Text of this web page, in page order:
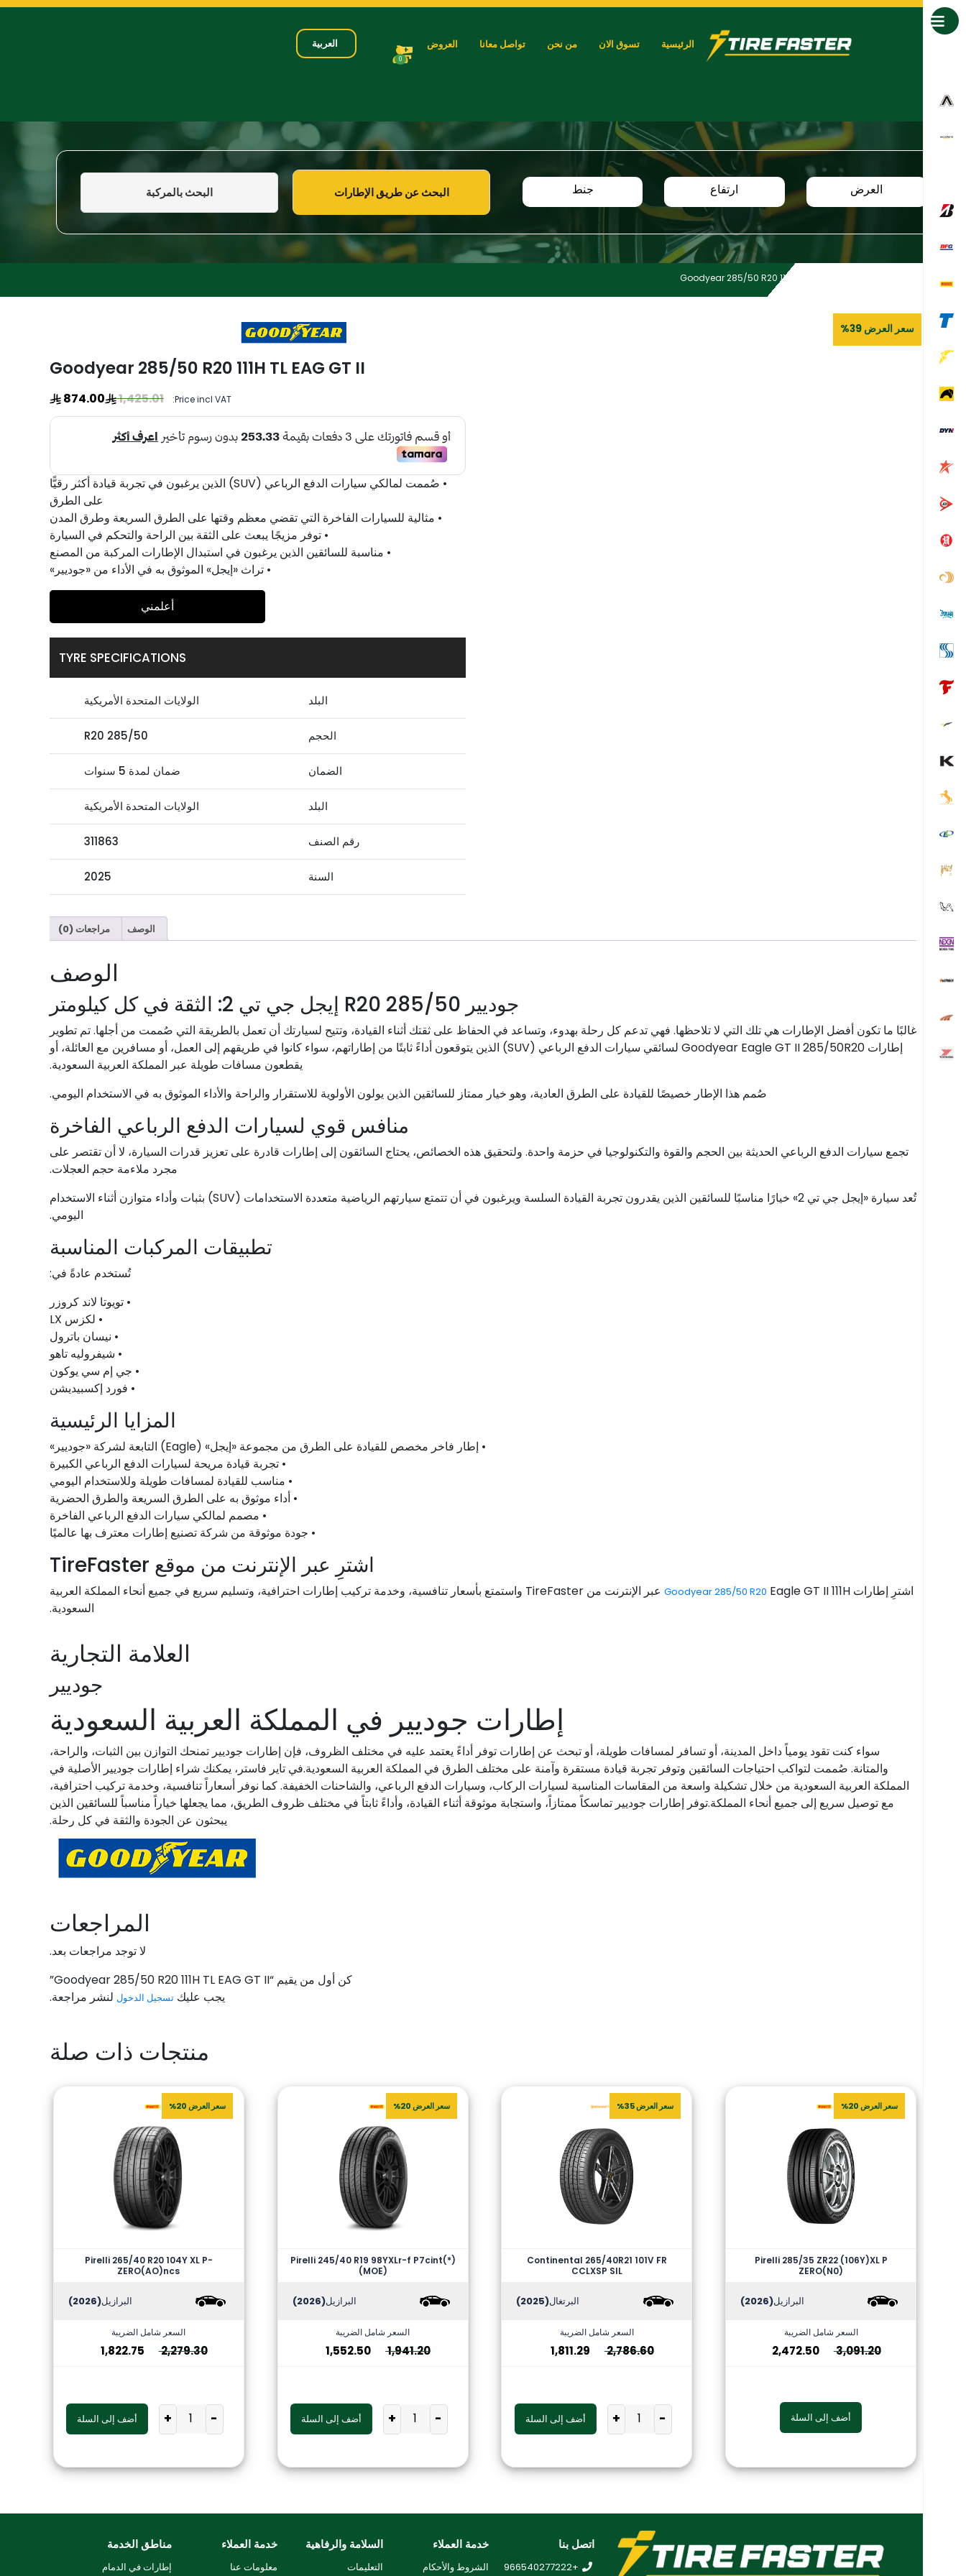
الرئيسية تسوق الان من نحن تواصل معانا العروض
0
العربية
البحث عن طريق الإطارات البحث بالمركبة العرض ارتفاع جنط
Goodyear 285/50 R20 111H TL EAG GT II
سعر العرض 39%
Goodyear 285/50 R20 111H TL EAG GT II
Price incl VAT:
1,425.01
874.00
• صُممت لمالكي سيارات الدفع الرباعي (SUV) الذين يرغبون في تجربة قيادة أكثر رقيًّا
على الطرق
• مثالية للسيارات الفاخرة التي تقضي معظم وقتها على الطرق السريعة وطرق المدن
• توفر مزيجًا يبعث على الثقة بين الراحة والتحكم في السيارة
• مناسبة للسائقين الذين يرغبون في استبدال الإطارات المركبة من المصنع
• تراث «إيجل» الموثوق به في الأداء من «جوديير»
أعلمني
TYRE SPECIFICATIONS
البلد الولايات المتحدة الأمريكية
الحجم 285/50 R20
الضمان ضمان لمدة 5 سنوات
البلد الولايات المتحدة الأمريكية
رقم الصنف 311863
السنة 2025
الوصف مراجعات (0)
الوصف
جوديير 285/50 R20 إيجل جي تي 2: الثقة في كل كيلومتر
غالبًا ما تكون أفضل الإطارات هي تلك التي لا تلاحظها. فهي تدعم كل رحلة بهدوء، وتساعد في الحفاظ على ثقتك أثناء القيادة، وتتيح لسيارتك أن تعمل بالطريقة التي صُممت من أجلها. تم تطوير
إطارات Goodyear Eagle GT II 285/50R20 لسائقي سيارات الدفع الرباعي (SUV) الذين يتوقعون أداءً ثابتًا من إطاراتهم، سواء كانوا في طريقهم إلى العمل، أو مسافرين مع العائلة، أو
يقطعون مسافات طويلة عبر المملكة العربية السعودية.
صُمم هذا الإطار خصيصًا للقيادة على الطرق العادية، وهو خيار ممتاز للسائقين الذين يولون الأولوية للاستقرار والراحة والأداء الموثوق به في الاستخدام اليومي.
منافس قوي لسيارات الدفع الرباعي الفاخرة
تجمع سيارات الدفع الرباعي الحديثة بين الحجم والقوة والتكنولوجيا في حزمة واحدة. ولتحقيق هذه الخصائص، يحتاج السائقون إلى إطارات قادرة على تعزيز قدرات السيارة، لا أن تقتصر على
مجرد ملاءمة حجم العجلات.
تُعد سيارة «إيجل جي تي 2» خيارًا مناسبًا للسائقين الذين يقدرون تجربة القيادة السلسة ويرغبون في أن تتمتع سيارتهم الرياضية متعددة الاستخدامات (SUV) بثبات وأداء متوازن أثناء الاستخدام
اليومي.
تطبيقات المركبات المناسبة
تُستخدم عادةً في:
• تويوتا لاند كروزر
• لكزس LX
• نيسان باترول
• شيفروليه تاهو
• جي إم سي يوكون
• فورد إكسبيديشن
المزايا الرئيسية
• إطار فاخر مخصص للقيادة على الطرق من مجموعة «إيجل» (Eagle) التابعة لشركة «جوديير»
• تجربة قيادة مريحة لسيارات الدفع الرباعي الكبيرة
• مناسب للقيادة لمسافات طويلة وللاستخدام اليومي
• أداء موثوق به على الطرق السريعة والطرق الحضرية
• مصمم لمالكي سيارات الدفع الرباعي الفاخرة
• جودة موثوقة من شركة تصنيع إطارات معترف بها عالميًا
اشترِ عبر الإنترنت من موقع TireFaster
اشترِ إطارات Goodyear 285/50 R20
Eagle GT II 111H عبر الإنترنت من TireFaster واستمتع بأسعار تنافسية، وخدمة تركيب إطارات احترافية، وتسليم سريع في جميع أنحاء المملكة العربية
السعودية.
العلامة التجارية
جوديير
إطارات جوديير في المملكة العربية السعودية
سواء كنت تقود يومياً داخل المدينة، أو تسافر لمسافات طويلة، أو تبحث عن إطارات توفر أداءً يعتمد عليه في مختلف الظروف، فإن إطارات جوديير تمنحك التوازن بين الثبات، والراحة،
والمتانة. صُممت لتواكب احتياجات السائقين وتوفر تجربة قيادة مستقرة وآمنة على مختلف الطرق في المملكة العربية السعودية.في تاير فاستر، يمكنك شراء إطارات جوديير الأصلية في
المملكة العربية السعودية من خلال تشكيلة واسعة من المقاسات المناسبة لسيارات الركاب، وسيارات الدفع الرباعي، والشاحنات الخفيفة. كما نوفر أسعاراً تنافسية، وخدمة تركيب احترافية،
مع توصيل سريع إلى جميع أنحاء المملكة.توفر إطارات جوديير تماسكاً ممتازاً، واستجابة موثوقة أثناء القيادة، وأداءً ثابتاً في مختلف ظروف الطريق، مما يجعلها خياراً مناسباً للسائقين الذين
يبحثون عن الجودة والثقة في كل رحلة.
المراجعات
لا توجد مراجعات بعد.
كن أول من يقيم “Goodyear 285/50 R20 111H TL EAG GT II”
يجب عليكتسجيل الدخول لنشر مراجعة.
منتجات ذات صلة
سعر العرض 20%
Pirelli 285/35 ZR22 (106Y)XL P
ZERO(N0)
البرازيل(2026)
السعر شامل الضريبة
3,091.20
2,472.50
أضف إلى السلة
سعر العرض 35%
Continental 265/40R21 101V FR
CCLXSP SIL
البرتغال(2025)
السعر شامل الضريبة
2,786.60
1,811.29
-
+ أضف إلى السلة
سعر العرض 20%
Pirelli 245/40 R19 98YXLr-f P7cint(*)
(MOE)
البرازيل(2026)
السعر شامل الضريبة
1,941.20
1,552.50
-
+ أضف إلى السلة
سعر العرض 20%
Pirelli 265/40 R20 104Y XL P-
ZERO(AO)ncs
البرازيل(2026)
السعر شامل الضريبة
2,279.30
1,822.75
-
+ أضف إلى السلة
اتصل بنا
+966540277222
خدمة العملاء
الشروط والأحكام
السلامة والرفاهية
التعليمات
خدمة العملاء
معلومات عنا
مناطق الخدمة
إطارات في الدمام